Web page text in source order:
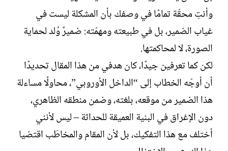
وأنتِ محقّة تمامًا في وصفك بأن المشكلة ليست في
غياب الضمير، بل في طبيعته ومهمّته: ضميرٌ وُلد لحماية
الصورة، لا لمحاكمتها.
لكن كما تعرفين جيدًا، كان هدفي من هذا المقال تحديدًا
أن أوجّه الخطاب إلى “الداخل الأوروبي”، محاولًا مساءلة
هذا الضمير من موقعه، بلغته، وضمن منطقه الظاهري،
دون الإغراق في البنية العميقة للحداثة – ليس لأنني
أختلف مع هذا التفكيك، بل لأن المقام والمخاطَب اقتضيا